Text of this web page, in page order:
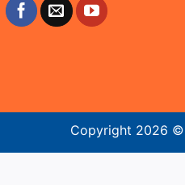
Copyright 2026 ©